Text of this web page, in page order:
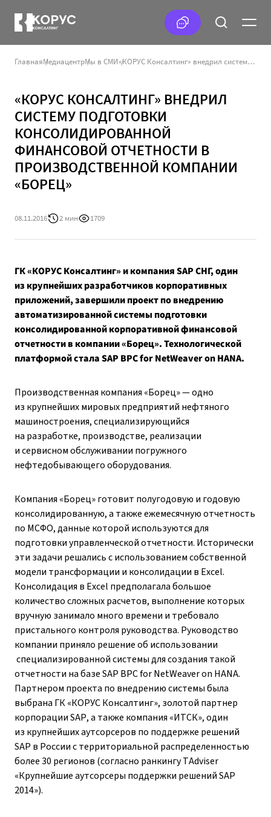
ГлавнаяМедиацентрМы в СМИ «КОРУС Консалтинг» внедрил систему подготовки консолидированной финансовой отчетности в производственной компании «Борец»
«КОРУС КОНСАЛТИНГ» ВНЕДРИЛ
СИСТЕМУ ПОДГОТОВКИ
КОНСОЛИДИРОВАННОЙ
ФИНАНСОВОЙ ОТЧЕТНОСТИ В
ПРОИЗВОДСТВЕННОЙ КОМПАНИИ
«БОРЕЦ»
08.11.2016 2 мин 1709
ГК «КОРУС Консалтинг» и компания SAP СНГ, один
из крупнейших разработчиков корпоративных
приложений, завершили проект по внедрению
автоматизированной системы подготовки
консолидированной корпоративной финансовой
отчетности в компании «Борец». Технологической
платформой стала SAP BPC for NetWeaver on HANA.
Производственная компания «Борец» — одно
из крупнейших мировых предприятий нефтяного
машиностроения, специализирующийся
на разработке, производстве, реализации
и сервисном обслуживании погружного
нефтедобывающего оборудования.
Компания «Борец» готовит полугодовую и годовую
консолидированную, а также ежемесячную отчетность
по МСФО, данные которой используются для
подготовки управленческой отчетности. Исторически
эти задачи решались с использованием собственной
модели трансформации и консолидации в Excel.
Консолидация в Excel предполагала большое
количество сложных расчетов, выполнение которых
вручную занимало много времени и требовало
пристального контроля руководства. Руководство
компании приняло решение об использовании
специализированной системы для создания такой
отчетности на базе SAP BPC for NetWeaver on HANA.
Партнером проекта по внедрению системы была
выбрана ГК «КОРУС Консалтинг», золотой партнер
корпорации SAP, а также компания «ИТСК», один
из крупнейших аутсорсеров по поддержке решений
SAP в России с территориальной распределенностью
более 30 регионов (согласно ранкингуTAdviser
«Крупнейшие аутсорсеры поддержки решений SAP
2014»).